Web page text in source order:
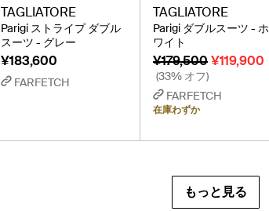
TAGLIATORE
Parigi ストライプ ダブル
スーツ - グレー
¥183,600
FARFETCH
TAGLIATORE
Parigi ダブルスーツ - ホ
ワイト
¥179,500 ¥119,900
(33% オフ)
FARFETCH
在庫わずか
もっと見る